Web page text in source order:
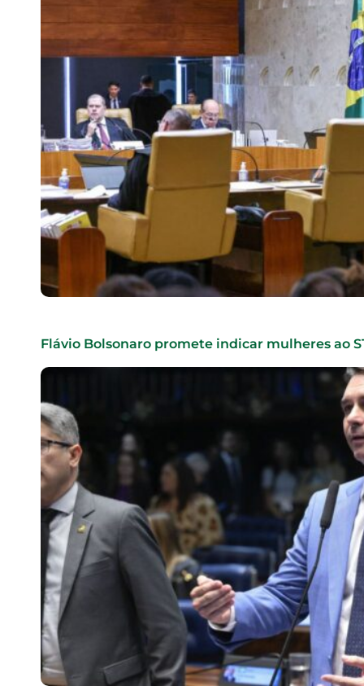
Flávio Bolsonaro promete indicar mulheres ao